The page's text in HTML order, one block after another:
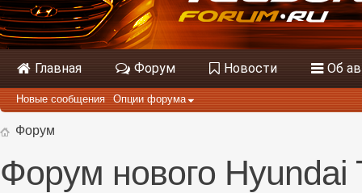
Главная Форум Новости Об
Новые сообщения Опции форума
Форум
Форум нового Hyundai